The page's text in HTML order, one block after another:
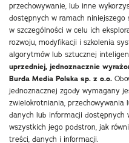
przechowywanie, lub inne
dostępnych w ramach niniejszego
w szczególności w celu ich
rozwoju, modyfikacji i szkolenia
algorytmów lub sztucznej
uprzedniej, jednoznacznie
Burda Media Polska sp. z o.o.
jednoznacznej zgody wymagany
zwielokrotniania, przechowywania
danych lub informacji dostępnych
wszystkich jego podstron, jak
treści, danych i informacji.